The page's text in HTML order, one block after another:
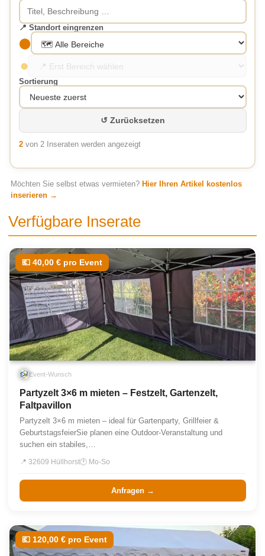
📍 Standort eingrenzen
⬤
⬤
Sortierung
↺ Zurücksetzen
2von 2 Inseraten werden angezeigt
Möchten Sie selbst etwas vermieten? Hier Ihren Artikel kostenlos
inserieren →
Verfügbare Inserate
💶 40,00 € pro Event
Event-Wunsch
Partyzelt 3×6 m mieten – Festzelt, Gartenzelt,
Faltpavillon
Partyzelt 3×6 m mieten – ideal für Gartenparty, Grillfeier &
GeburtstagsfeierSie planen eine Outdoor-Veranstaltung und
suchen ein stabiles,…
📍 32609 Hüllhorst🕐 Mo-So
Anfragen →
💶 120,00 € pro Event